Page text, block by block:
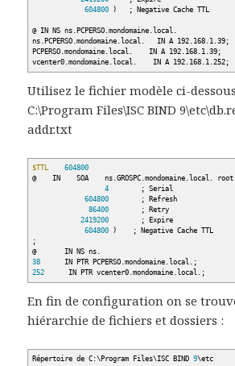
604800 ) ; Negative Cache TTL
@IN NS ns.PCPERSO.mondomaine.local.
ns.PCPERSO.mondomaine.local. IN A 192.168.1.39;
PCPERSO.mondomaine.local. IN A 192.168.1.39;
vcenter0.mondomaine.local. IN A 192.168.1.252;
Utilisez le fichier modèle ci-
C:\Program Files\ISC BIND
addr.txt
$TTL
604800
@IN SOA ns.GROSPC.mondomaine.local.
4 ; Serial
604800 ; Refresh
86400 ; Retry
2419200 ; Expire
604800 )
; Negative Cache TTL
;
@IN NS ns.
38 IN PTR PCPERSO.mondomaine.local.;
252 IN PTR vcenter0.mondomaine.local.;
En fin de configuration on se
hiérarchie de fichiers et dossiers :
Répertoire de C:\Program Files\ISC BIND9\etc